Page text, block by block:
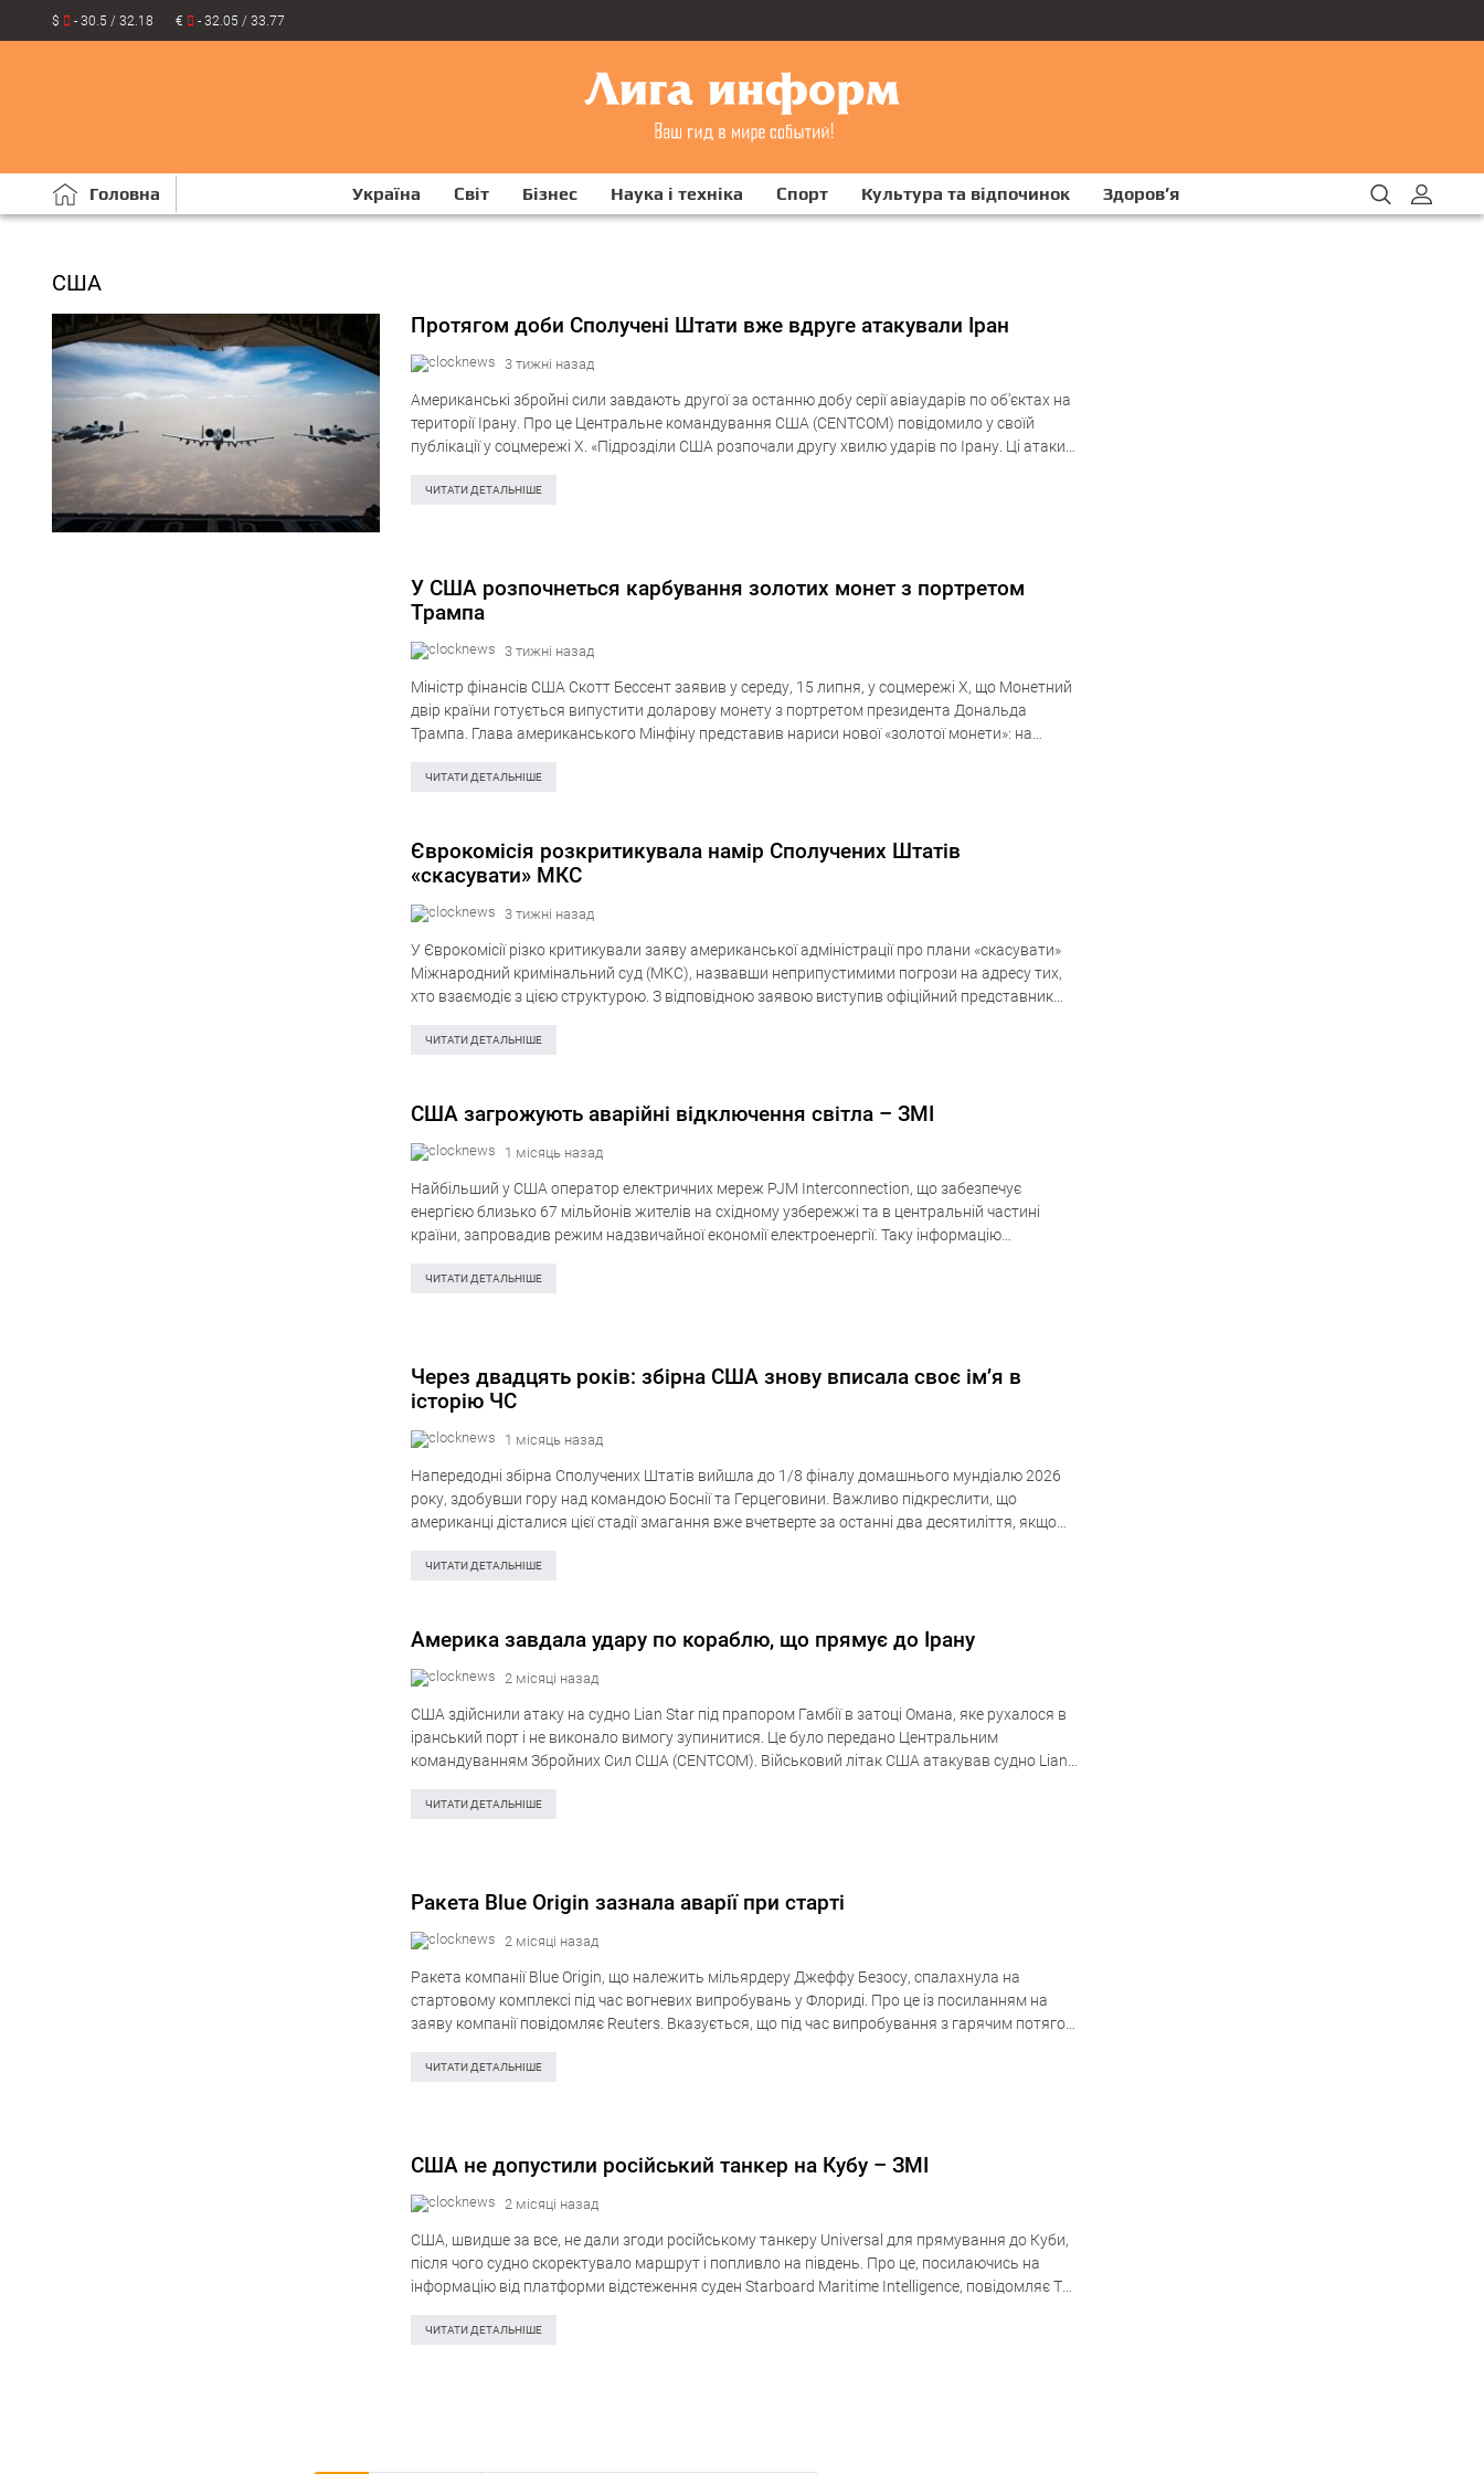
$ - 30.5 / 32.18 € - 32.05 / 33.77
Головна Україна Світ Бізнес Наука і техніка Спорт Культура та відпочинок Здоров’я
США
Протягом доби Сполучені Штати вже вдруге атакували Іран
3 тижні назад
Американські збройні сили завдають другої за останню добу серії авіаударів по об’єктах на
території Ірану. Про це Центральне командування США (CENTCOM) повідомило у своїй
публікації у соцмережі X. «Підрозділи США розпочали другу хвилю ударів по Ірану. Ці атаки
ЧИТАТИ ДЕТАЛЬНІШЕ
У США розпочнеться карбування золотих монет з портретом
Трампа
3 тижні назад
Міністр фінансів США Скотт Бессент заявив у середу, 15 липня, у соцмережі X, що Монетний
двір країни готується випустити доларову монету з портретом президента Дональда
Трампа. Глава американського Мінфіну представив нариси нової «золотої монети»: на
ЧИТАТИ ДЕТАЛЬНІШЕ
Єврокомісія розкритикувала намір Сполучених Штатів
«скасувати» МКС
3 тижні назад
У Єврокомісії різко критикували заяву американської адміністрації про плани «скасувати»
Міжнародний кримінальний суд (МКС), назвавши неприпустимими погрози на адресу тих,
хто взаємодіє з цією структурою. З відповідною заявою виступив офіційний представник
ЧИТАТИ ДЕТАЛЬНІШЕ
США загрожують аварійні відключення світла – ЗМІ
1 місяць назад
Найбільший у США оператор електричних мереж PJM Interconnection, що забезпечує
енергією близько 67 мільйонів жителів на східному узбережжі та в центральній частині
країни, запровадив режим надзвичайної економії електроенергії. Таку інформацію
так і…
ЧИТАТИ ДЕТАЛЬНІШЕ
Через двадцять років: збірна США знову вписала своє ім’я в
історію ЧС
1 місяць назад
Напередодні збірна Сполучених Штатів вийшла до 1/8 фіналу домашнього мундіалю 2026
року, здобувши гору над командою Боснії та Герцеговини. Важливо підкреслити, що
американці дісталися цієї стадії змагання вже вчетверте за останні два десятиліття, якщо
ЧИТАТИ ДЕТАЛЬНІШЕ
Америка завдала удару по кораблю, що прямує до Ірану
2 місяці назад
США здійснили атаку на судно Lian Star під прапором Гамбії в затоці Омана, яке рухалося в
іранський порт і не виконало вимогу зупинитися. Це було передано Центральним
командуванням Збройних Сил США (CENTCOM). Військовий літак США атакував судно Lian
ЧИТАТИ ДЕТАЛЬНІШЕ
Ракета Blue Origin зазнала аварії при старті
2 місяці назад
Ракета компанії Blue Origin, що належить мільярдеру Джеффу Безосу, спалахнула на
стартовому комплексі під час вогневих випробувань у Флориді. Про це із посиланням на
заяву компанії повідомляє Reuters. Вказується, що під час випробування з гарячим потягом
ЧИТАТИ ДЕТАЛЬНІШЕ
США не допустили російський танкер на Кубу – ЗМІ
2 місяці назад
США, швидше за все, не дали згоди російському танкеру Universal для прямування до Куби,
після чого судно скоректувало маршрут і попливло на південь. Про це, посилаючись на
інформацію від платформи відстеження суден Starboard Maritime Intelligence, повідомляє The
ЧИТАТИ ДЕТАЛЬНІШЕ